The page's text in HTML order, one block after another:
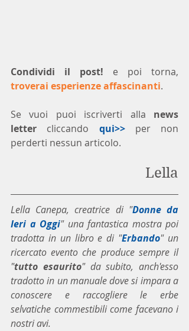
Condividi il post!
troverai esperienze affascinanti.
Se vuoi puoi iscriverti alla news
letter cliccando qui>> per non
perderti nessun articolo.
Lella
Lella Canepa, creatrice di "Donne da
Ieri a Oggi" una fantastica mostra poi
tradotta in un libro e di "Erbando" un
ricercato evento che produce sempre il
"tutto esaurito" da subito, anch'esso
tradotto in un manuale dove si impara a
conoscere e raccogliere le erbe
selvatiche commestibili come facevano i
nostri avi.